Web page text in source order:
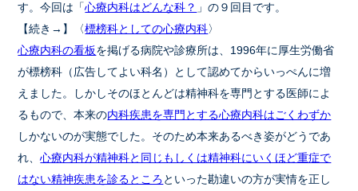
す。今回は「心療内科はどんな科？ 」の９回目です。
【続き→】〈標榜科としての心療内科〉
心療内科の看板を掲げる病院や診療所は、1996年に厚生労働省
が標榜科（広告してよい科名）として認めてからいっぺんに増
えました。しかしそのほとんどは精神科を専門とする医師によ
るもので、本来の内科疾患を専門とする心療内科はごくわずか
しかないのが実態でした。そのため本来あるべき姿がどうであ
れ、心療内科が精神科と同じもしくは精神科にいくほど重症で
はない精神疾患を診るところ といった勘違いの方が実情を正し